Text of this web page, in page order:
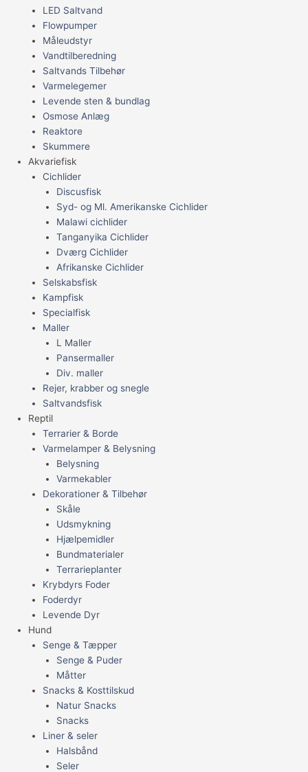
LED Saltvand
Flowpumper
Måleudstyr
Vandtilberedning
Saltvands Tilbehør
Varmelegemer
Levende sten & bundlag
Osmose Anlæg
Reaktore
Skummere
Akvariefisk
Cichlider
Discusfisk
Syd- og Ml. Amerikanske Cichlider
Malawi cichlider
Tanganyika Cichlider
Dværg Cichlider
Afrikanske Cichlider
Selskabsfisk
Kampfisk
Specialfisk
Maller
L Maller
Pansermaller
Div. maller
Rejer, krabber og snegle
Saltvandsfisk
Reptil
Terrarier & Borde
Varmelamper & Belysning
Belysning
Varmekabler
Dekorationer & Tilbehør
Skåle
Udsmykning
Hjælpemidler
Bundmaterialer
Terrarieplanter
Krybdyrs Foder
Foderdyr
Levende Dyr
Hund
Senge & Tæpper
Senge & Puder
Måtter
Snacks & Kosttilskud
Natur Snacks
Snacks
Liner & seler
Halsbånd
Seler